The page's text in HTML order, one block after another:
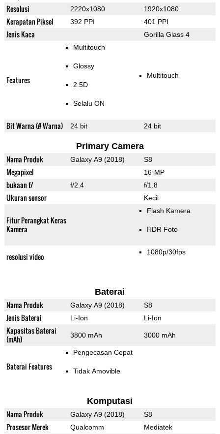
Resolusi 2220x1080 1920x1080
Kerapatan Piksel 392 PPI 401 PPI
Jenis Kaca Gorilla Glass 4
Features
Multitouch
Glossy
2.5D
Selalu ON
Multitouch
Bit Warna (# Warna) 24 bit 24 bit
Primary Camera
Nama Produk Galaxy A9 (2018) S8
Megapixel 16-MP
bukaan f/ f/2.4 f/1.8
Ukuran sensor Kecil
Fitur Perangkat Keras
Kamera
Flash Kamera
HDR Foto
resolusi video 1080p/30fps
Baterai
Nama Produk Galaxy A9 (2018) S8
Jenis Baterai Li-Ion Li-Ion
Kapasitas Baterai
(mAh)
3800 mAh 3000 mAh
Baterai Features
Pengecasan Cepat
Tidak Amovible
Komputasi
Nama Produk Galaxy A9 (2018) S8
Prosesor Merek Qualcomm Mediatek